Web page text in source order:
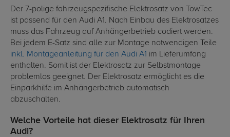
Der 7-polige fahrzeugspezifische Elektrosatz von TowTec
ist passend für den Audi A1. Nach Einbau des Elektrosatzes
muss das Fahrzeug auf Anhängerbetrieb codiert werden.
Bei jedem E-Satz sind alle zur Montage notwendigen Teile
inkl. Montageanleitung für den Audi A1 im Lieferumfang
enthalten. Somit ist der Elektrosatz zur Selbstmontage
problemlos geeignet. Der Elektrosatz ermöglicht es die
Einparkhilfe im Anhängerbetrieb automatisch
abzuschalten.
Welche Vorteile hat dieser Elektrosatz für Ihren
Audi?